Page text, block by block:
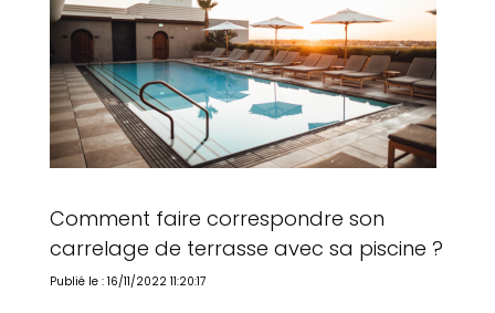
Comment faire correspondre son
carrelage de terrasse avec sa piscine ?
Publié le : 16/11/2022 11:20:17